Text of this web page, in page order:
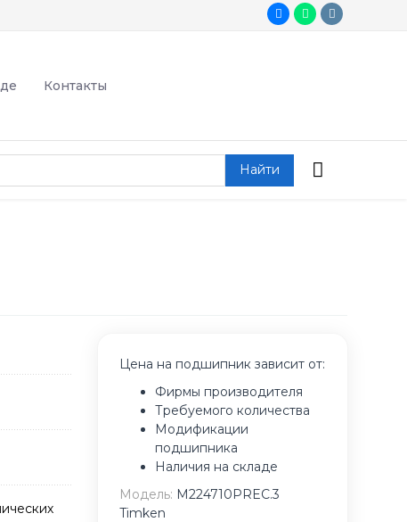
Контакты
Найти
Цена на подшипник зависит от:
Фирмы производителя
Требуемого количества
Модификации
подшипника
Наличия на складе
Модель: M224710PREC.3
Timken